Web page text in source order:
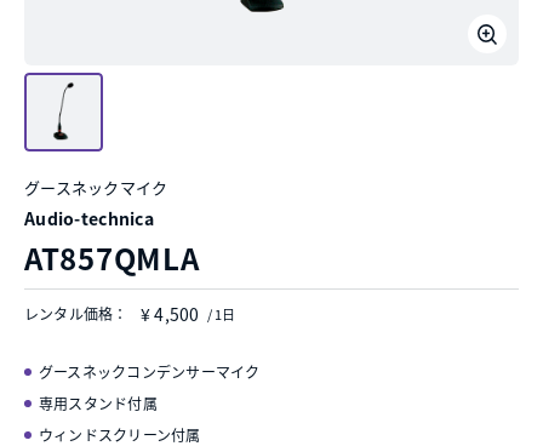
グースネックマイク
Audio-technica
AT857QMLA
レンタル価格： ¥ 4,500 / 1日
グースネックコンデンサーマイク
専用スタンド付属
ウィンドスクリーン付属